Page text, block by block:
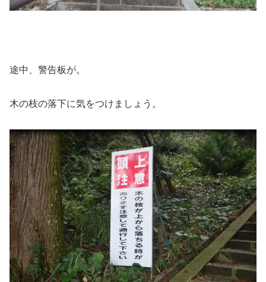
途中、警告板が。
木の枝の落下に気をつけましょう。